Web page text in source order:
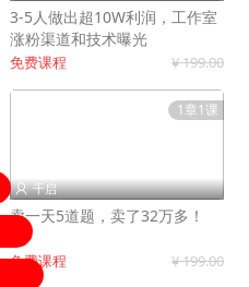
3-5人做出超10W利润，工作室
涨粉渠道和技术曝光
免费课程 ¥ 199.00
1章1课
 千启
卖一天5道题，卖了32万多！
免费课程 ¥ 199.00